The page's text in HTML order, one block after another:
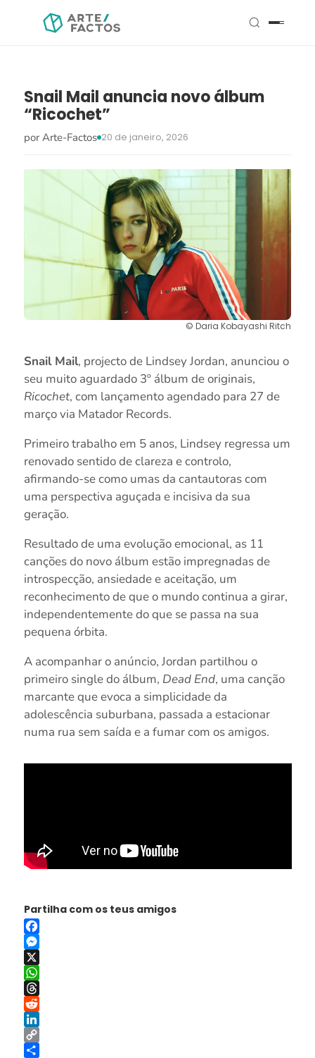
Snail Mail anuncia novo álbum
“Ricochet”
por Arte-Factos 20 de janeiro, 2026
© Daria Kobayashi Ritch
Snail Mail, projecto de Lindsey Jordan, anunciou o
seu muito aguardado 3º álbum de originais,
Ricochet, com lançamento agendado para 27 de
março via Matador Records.
Primeiro trabalho em 5 anos, Lindsey regressa um
renovado sentido de clareza e controlo,
afirmando-se como umas da cantautoras com
uma perspectiva aguçada e incisiva da sua
geração.
Resultado de uma evolução emocional, as 11
canções do novo álbum estão impregnadas de
introspecção, ansiedade e aceitação, um
reconhecimento de que o mundo continua a girar,
independentemente do que se passa na sua
pequena órbita.
A acompanhar o anúncio, Jordan partilhou o
primeiro single do álbum, Dead End, uma canção
marcante que evoca a simplicidade da
adolescência suburbana, passada a estacionar
numa rua sem saída e a fumar com os amigos.
Partilha com os teus amigos
Facebook
Messenger
X
WhatsApp
Threads
Reddit
LinkedIn
Copy